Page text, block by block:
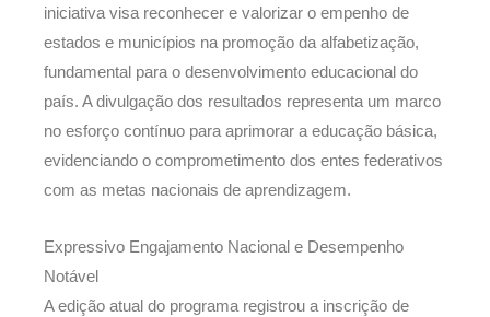
iniciativa visa reconhecer e valorizar o empenho de
estados e municípios na promoção da alfabetização,
fundamental para o desenvolvimento educacional do
país. A divulgação dos resultados representa um marco
no esforço contínuo para aprimorar a educação básica,
evidenciando o comprometimento dos entes federativos
com as metas nacionais de aprendizagem.
Expressivo Engajamento Nacional e Desempenho
Notável
A edição atual do programa registrou a inscrição de